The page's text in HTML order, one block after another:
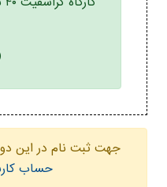
جهت ثبت نام در این
حساب